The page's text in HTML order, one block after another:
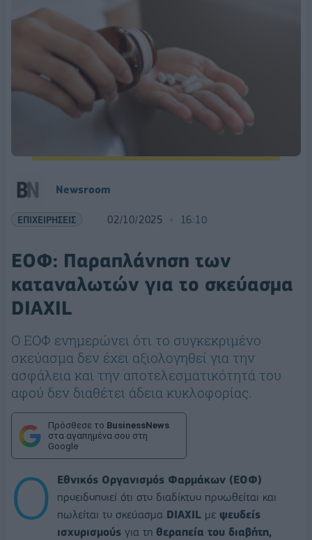
Newsroom
ΕΠΙΧΕΙΡΗΣΕΙΣ 02/10/2025 16:10
ΕΟΦ: Παραπλάνηση των
καταναλωτών για το σκεύασμα
DIAXIL
Ο ΕΟΦ ενημερώνει ότι το συγκεκριμένο
σκεύασμα δεν έχει αξιολογηθεί για την
ασφάλεια και την αποτελεσματικότητά του
αφού δεν διαθέτει άδεια κυκλοφορίας.
Πρόσθεσε το BusinessNews
στα αγαπημένα σου στη
Google
Ο
Εθνικός Οργανισμός Φαρμάκων (ΕΟΦ)
προειδοποιεί ότι στο διαδίκτυο προωθείται και
πωλείται το σκεύασμα DIAXIL με ψευδείς
ισχυρισμούς για τη θεραπεία του διαβήτη,